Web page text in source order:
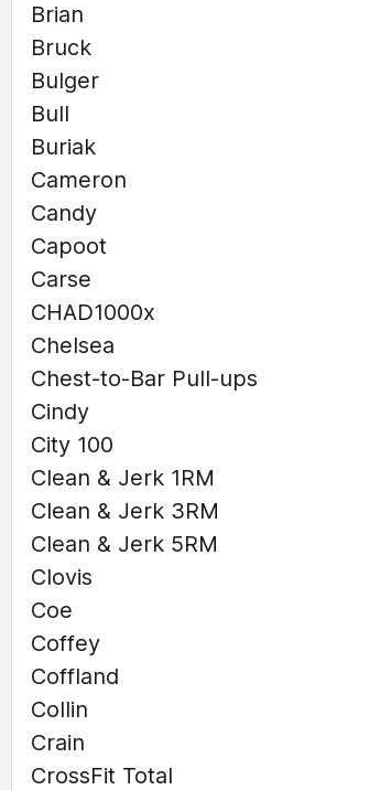
Brian
Bruck
Bulger
Bull
Buriak
Cameron
Candy
Capoot
Carse
CHAD1000x
Chelsea
Chest-to-Bar Pull-ups
Cindy
City 100
Clean & Jerk 1RM
Clean & Jerk 3RM
Clean & Jerk 5RM
Clovis
Coe
Coffey
Coffland
Collin
Crain
CrossFit Total